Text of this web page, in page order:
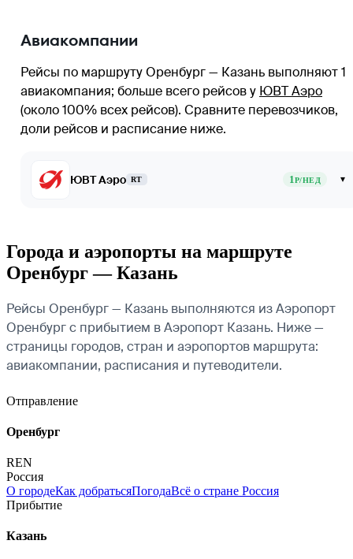
Авиакомпании
Рейсы по маршруту Оренбург — Казань выполняют 1
авиакомпания; больше всего рейсов у ЮВТ Аэро
(около 100% всех рейсов). Сравните перевозчиков,
доли рейсов и расписание ниже.
ЮВТ Аэро RT 1Р/НЕД ▾
Города и аэропорты на маршруте
Оренбург — Казань
Рейсы Оренбург — Казань выполняются из Аэропорт
Оренбург с прибытием в Аэропорт Казань. Ниже —
страницы городов, стран и аэропортов маршрута:
авиакомпании, расписания и путеводители.
Отправление
Оренбург
REN
Россия
О городеКак добратьсяПогодаВсё о стране Россия
Прибытие
Казань